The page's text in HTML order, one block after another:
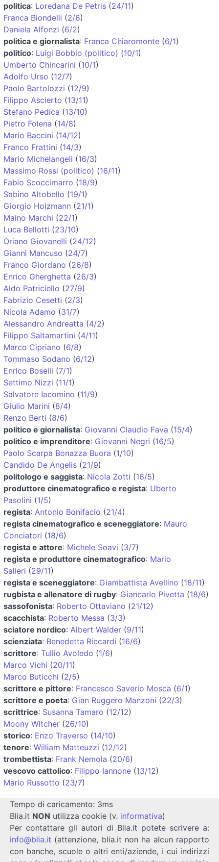
politica: Loredana De Petris (24/11)
Franca Biondelli (2/6)
Daniela Alfonzi (6/2)
politica e giornalista: Franca Chiaromonte (6/1)
politico: Luigi Bobbio (politico) (10/1)
Umberto Chincarini (10/1)
Adolfo Urso (12/7)
Paolo Bartolozzi (12/9)
Filippo Ascierto (13/11)
Stefano Pedica (13/10)
Pietro Folena (14/8)
Mario Baccini (14/12)
Franco Frattini (14/3)
Mario Michelangeli (16/3)
Massimo Rossi (politico) (16/11)
Fabio Scoccimarro (18/9)
Sabino Altobello (19/1)
Giorgio Holzmann (21/1)
Maino Marchi (22/1)
Luca Bellotti (23/10)
Oriano Giovanelli (24/12)
Gianni Mancuso (24/7)
Franco Giordano (26/8)
Enrico Gherghetta (26/3)
Aldo Patriciello (27/9)
Fabrizio Cesetti (2/3)
Nicola Adamo (31/7)
Alessandro Andreatta (4/2)
Filippo Saltamartini (4/11)
Marco Cipriano (6/8)
Tommaso Sodano (6/12)
Enrico Boselli (7/1)
Settimo Nizzi (11/1)
Salvatore Iacomino (11/9)
Giulio Marini (8/4)
Renzo Berti (8/6)
politico e giornalista: Giovanni Claudio Fava (15/4)
politico e imprenditore: Giovanni Negri (16/5)
Paolo Scarpa Bonazza Buora (1/10)
Candido De Angelis (21/9)
politologo e saggista: Nicola Zotti (16/5)
produttore cinematografico e regista: Uberto
Pasolini (1/5)
regista: Antonio Bonifacio (21/4)
regista cinematografico e sceneggiatore: Mauro
Conciatori (18/6)
regista e attore: Michele Soavi (3/7)
regista e produttore cinematografico: Mario
Salieri (29/11)
regista e sceneggiatore: Giambattista Avellino (18/11)
rugbista e allenatore di rugby: Giancarlo Pivetta (18/6)
sassofonista: Roberto Ottaviano (21/12)
scacchista: Roberto Messa (3/3)
sciatore nordico: Albert Walder (9/11)
scienziata: Benedetta Riccardi (16/6)
scrittore: Tullio Avoledo (1/6)
Marco Vichi (20/11)
Marco Buticchi (2/5)
scrittore e pittore: Francesco Saverio Mosca (6/1)
scrittore e poeta: Gian Ruggero Manzoni (22/3)
scrittrice: Susanna Tamaro (12/12)
Moony Witcher (26/10)
storico: Enzo Traverso (14/10)
tenore: William Matteuzzi (12/12)
trombettista: Frank Nemola (20/6)
vescovo cattolico: Filippo Iannone (13/12)
Mario Russotto (23/7)
Tempo di caricamento: 3ms
Blia.it NON utilizza cookie (v. informativa)
Per contattare gli autori di Blia.it potete scrivere a:
info@blia.it (attenzione, blia.it non ha alcun rapporto
con banche, scuole o altri enti/aziende, i cui indirizzi